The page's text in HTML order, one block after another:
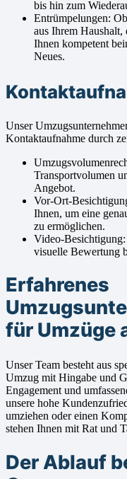
bis hin zum
Entrümpelungen:
aus Ihrem
Ihnen kompetent
Neues.
Unser
Kontaktaufnahme durch
Transportvolumen
Angebot.
Vor-Ort-
Ihnen, um eine
zu ermöglichen.
Video-
visuelle Bewertung
Erfahrenes
für Umzüge
Unser Team besteht aus
Umzug mit Hingabe und
Engagement und
unsere hohe
umziehen oder einen
stehen Ihnen mit Rat und
Der Ablauf